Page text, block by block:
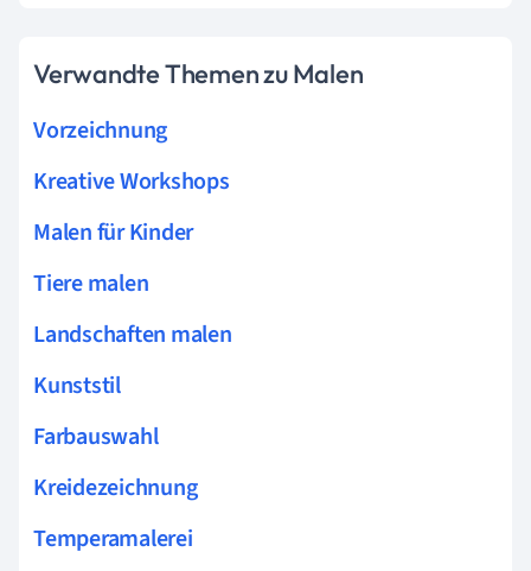
Verwandte Themen zu Malen
Vorzeichnung
Kreative Workshops
Malen für Kinder
Tiere malen
Landschaften malen
Kunststil
Farbauswahl
Kreidezeichnung
Temperamalerei